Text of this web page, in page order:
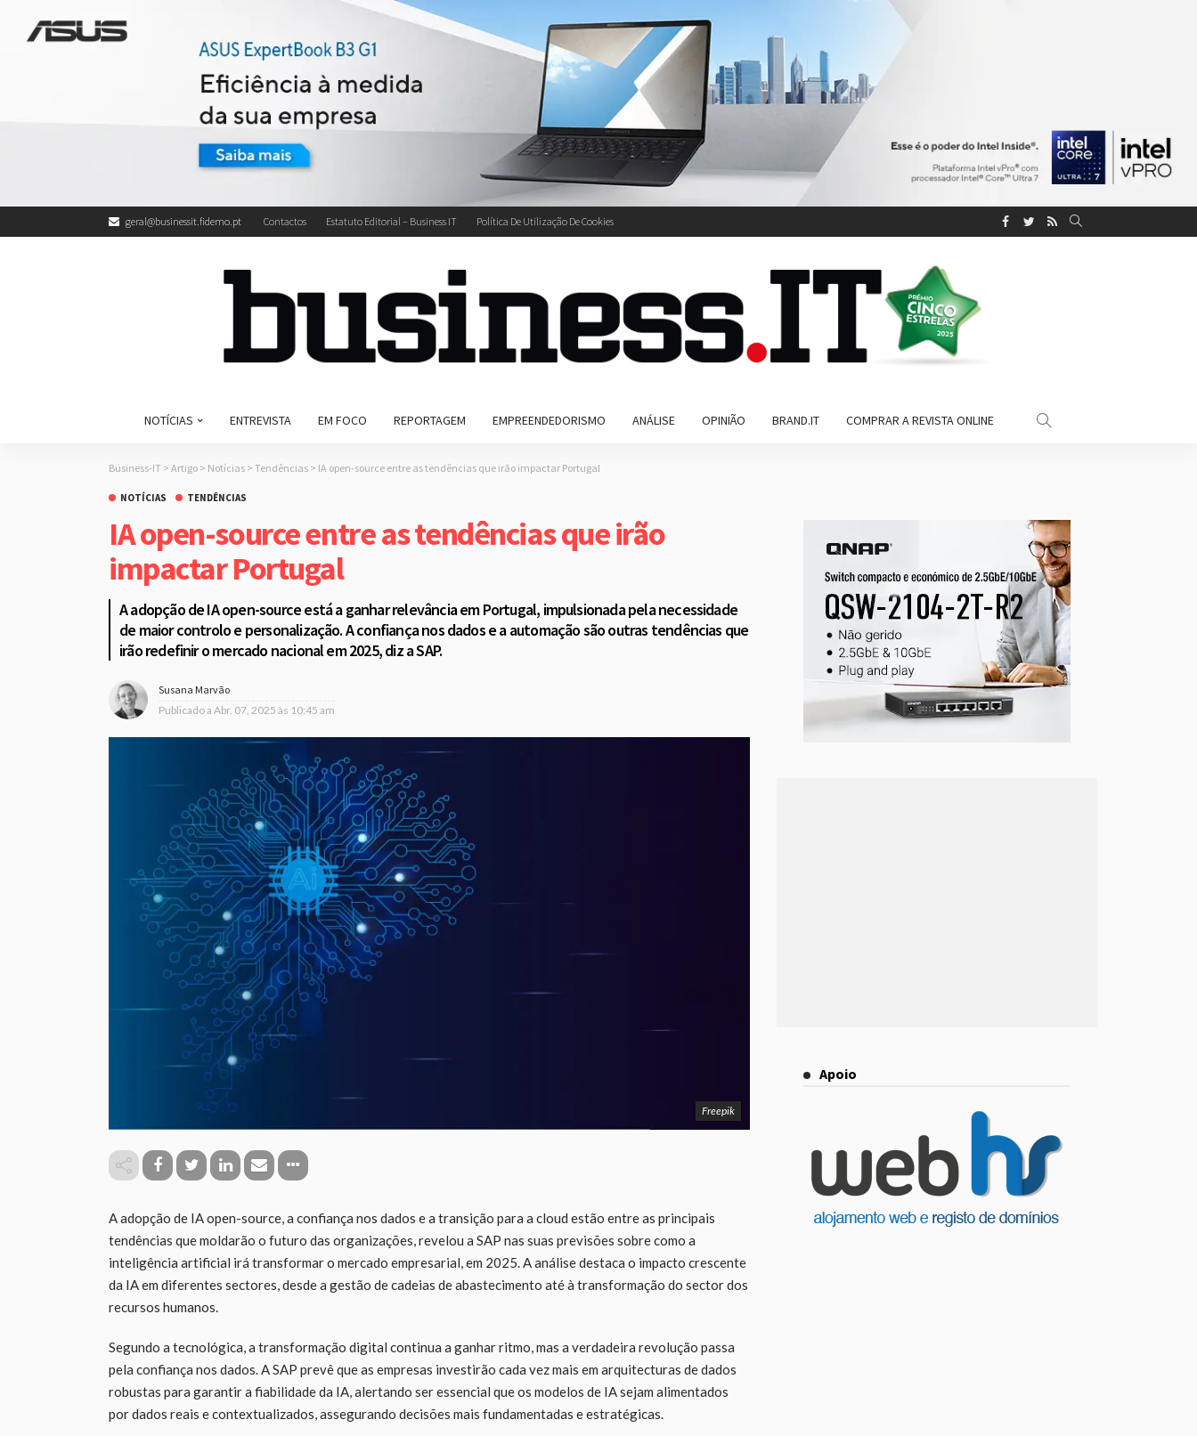
geral@businessit.fidemo.pt Contactos Estatuto Editorial – Business IT Política De Utilização De Cookies
NOTÍCIAS ENTREVISTA EM FOCO REPORTAGEM EMPREENDEDORISMO ANÁLISE OPINIÃO BRAND.IT COMPRAR A REVISTA ONLINE
Business-IT > Artigo > Notícias > Tendências > IA open-source entre as tendências que irão impactar Portugal
NOTÍCIAS TENDÊNCIAS
IA open-source entre as tendências que irão
impactar Portugal
A adopção de IA open-source está a ganhar relevância em Portugal, impulsionada pela necessidade
de maior controlo e personalização. A confiança nos dados e a automação são outras tendências que
irão redefinir o mercado nacional em 2025, diz a SAP.
Susana Marvão
Publicado a Abr. 07, 2025 às 10:45 am
Freepik
A adopção de IA open-source, a confiança nos dados e a transição para a cloud estão entre as principais
tendências que moldarão o futuro das organizações, revelou a SAP nas suas previsões sobre como a
inteligência artificial irá transformar o mercado empresarial, em 2025. A análise destaca o impacto crescente
da IA em diferentes sectores, desde a gestão de cadeias de abastecimento até à transformação do sector dos
recursos humanos.
Segundo a tecnológica, a transformação digital continua a ganhar ritmo, mas a verdadeira revolução passa
pela confiança nos dados. A SAP prevê que as empresas investirão cada vez mais em arquitecturas de dados
robustas para garantir a fiabilidade da IA, alertando ser essencial que os modelos de IA sejam alimentados
por dados reais e contextualizados, assegurando decisões mais fundamentadas e estratégicas.
Apoio